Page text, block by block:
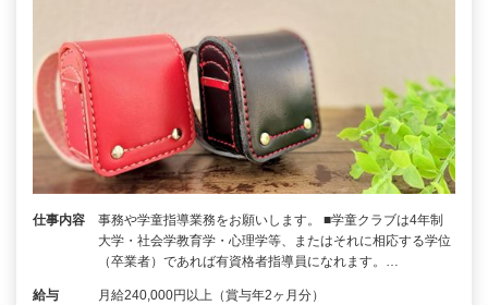
仕事内容
事務や学童指導業務をお願いします。 ■学童クラブは4年制
大学・社会学教育学・心理学等、またはそれに相応する学位
（卒業者）であれば有資格者指導員になれます。…
給与 月給240,000円以上（賞与年2ヶ月分）